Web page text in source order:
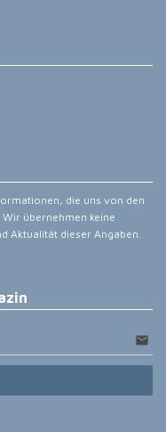
die uns von den
übernehmen keine
Aktualität dieser Angaben.
email